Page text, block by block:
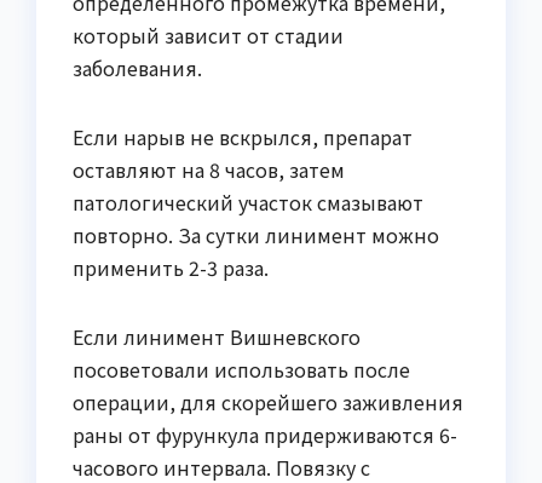
который зависит от стадии
заболевания.
Если нарыв не вскрылся, препарат
оставляют на 8 часов, затем
патологический участок смазывают
повторно. За сутки линимент можно
применить 2-3 раза.
Если линимент Вишневского
посоветовали использовать после
операции, для скорейшего заживления
раны от фурункула придерживаются 6-
часового интервала. Повязку с